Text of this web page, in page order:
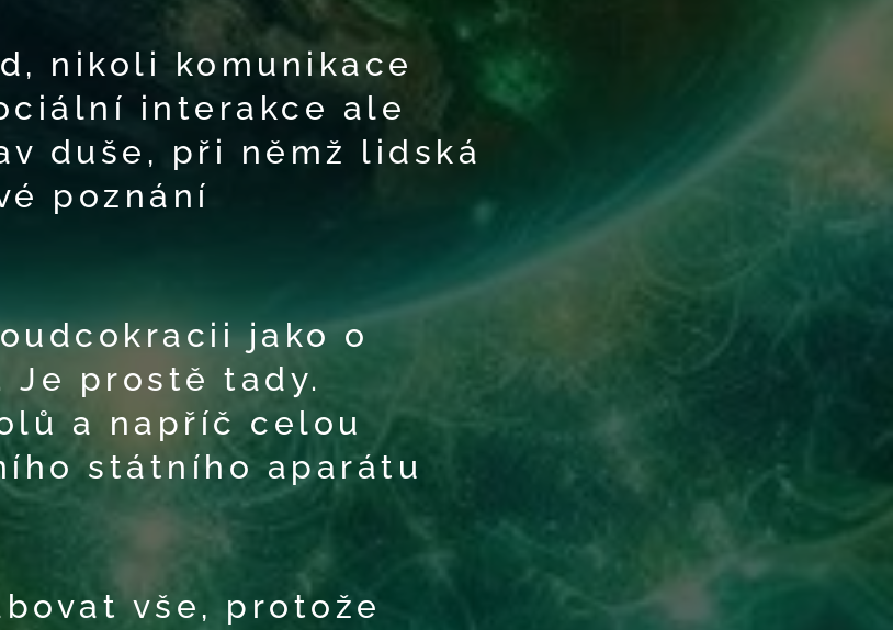
nikoli komunikace
interakce ale
duše, při němž lidská
poznání
jako o
Je prostě tady.
a napříč celou
státního aparátu
vše, protože